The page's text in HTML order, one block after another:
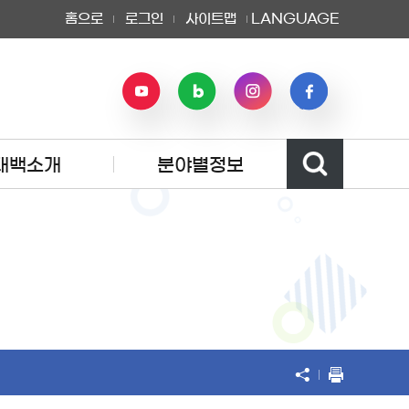
홈으로 로그인 사이트맵 LANGUAGE
백소개 분야별정보